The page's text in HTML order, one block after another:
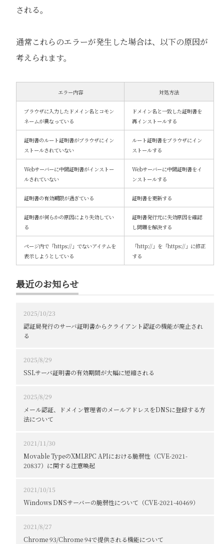
される。
通常これらのエラーが発生した場合は、以下の原因が
考えられます。
エラー内容 対処方法
ブラウザに入力したドメイン名とコモン
ネームが異なっている
ドメイン名と一致した証明書を
再インストールする
証明書のルート証明書がブラウザにイン
ストールされていない
ルート証明書をブラウザにイン
ストールする
Webサーバーに中間証明書がインストー
ルされていない
Webサーバーに中間証明書をイ
ンストールする
証明書の有効期限が過ぎている 証明書を更新する
証明書が何らかの原因により失効してい
る
証明書発行元に失効原因を確認
し問題を解決する
ページ内で「https://」でないアイテムを
表示しようとしている
「http://」を「https://」に修正
する
最近のお知らせ
2025/10/23
認証局発行のサーバ証明書からクライアント認証の機能が廃止され
る
2025/8/29
SSLサーバ証明書の有効期間が大幅に短縮される
2025/8/29
メール認証、ドメイン管理者のメールアドレスをDNSに登録する方
法について
2021/11/30
Movable TypeのXMLRPC APIにおける脆弱性（CVE-2021-
20837）に関する注意喚起
2021/10/15
Windows DNSサーバーの脆弱性について（CVE-2021-40469）
2021/8/27
Chrome 93/Chrome 94で提供される機能について